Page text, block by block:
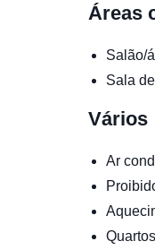
Áreas
Salão/
Sala
Vários
Ar